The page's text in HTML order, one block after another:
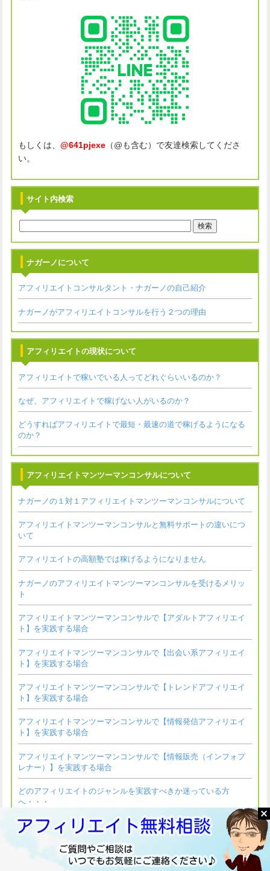
もしくは、 @641pjexe（@も含む）で友達検索してくださ
い。
サイト内検索
ナガーノについて
アフィリエイトコンサルタント・ナガーノの自己紹介
ナガーノがアフィリエイトコンサルを行う２つの理由
アフィリエイトの現状について
アフィリエイトで稼いでいる人ってどれぐらいいるのか？
なぜ、アフィリエイトで稼げない人がいるのか？
どうすればアフィリエイトで最短・最速の道で稼げるようになる
のか？
アフィリエイトマンツーマンコンサルについて
ナガーノの１対１アフィリエイトマンツーマンコンサルについて
アフィリエイトマンツーマンコンサルと無料サポートの違いにつ
いて
アフィリエイトの高額塾では稼げるようになりません
ナガーノのアフィリエイトマンツーマンコンサルを受けるメリッ
ト
アフィリエイトマンツーマンコンサルで【アダルトアフィリエイ
ト】を実践する場合
アフィリエイトマンツーマンコンサルで【出会い系アフィリエイ
ト】を実践する場合
アフィリエイトマンツーマンコンサルで【トレンドアフィリエイ
ト】を実践する場合
アフィリエイトマンツーマンコンサルで【情報発信アフィリエイ
ト】を実践する場合
アフィリエイトマンツーマンコンサルで【情報販売（インフォプ
レナー）】を実践する場合
どのアフィリエイトのジャンルを実践すべきか迷っている方
へ・・・
アフィリエイトマンツーマンコンサルのコンサル期間とコンサル
料金について
アフィリエイトマンツーマンコンサルが最大24回の分割決済に対